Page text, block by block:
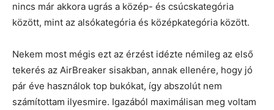
nincs már akkora ugrás a közép- és csúcskategória
között, mint az alsókategória és középkategória között.
Nekem most mégis ezt az érzést idézte némileg az első
tekerés az AirBreaker sisakban, annak ellenére, hogy jó
pár éve használok top bukókat, így abszolút nem
számítottam ilyesmire. Igazából maximálisan meg voltam